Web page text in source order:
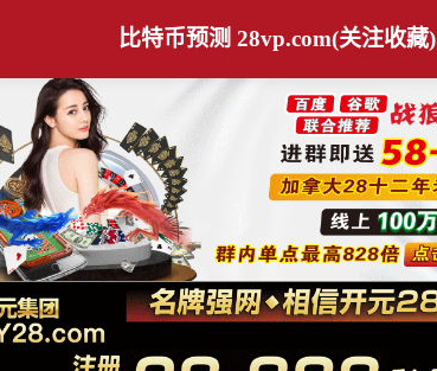
比特币预测 28vp.com(关注收藏)